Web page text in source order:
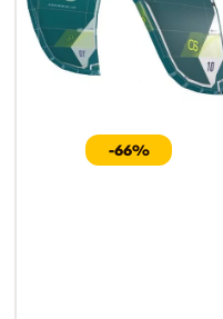
-66%